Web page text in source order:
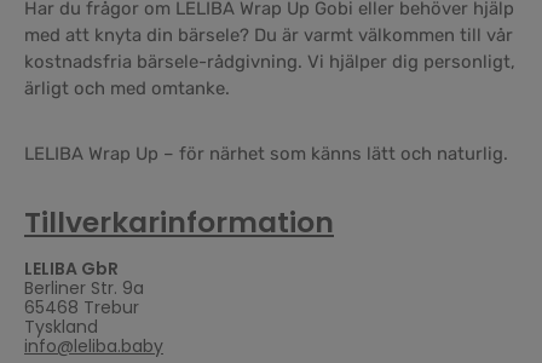
Har du frågor om LELIBA Wrap Up Gobi eller behöver hjälp
med att knyta din bärsele? Du är varmt välkommen till vår
kostnadsfria bärsele-rådgivning. Vi hjälper dig personligt,
ärligt och med omtanke.
LELIBA Wrap Up – för närhet som känns lätt och naturlig.
Tillverkarinformation
LELIBA GbR
Berliner Str. 9a
65468 Trebur
Tyskland
info@leliba.baby